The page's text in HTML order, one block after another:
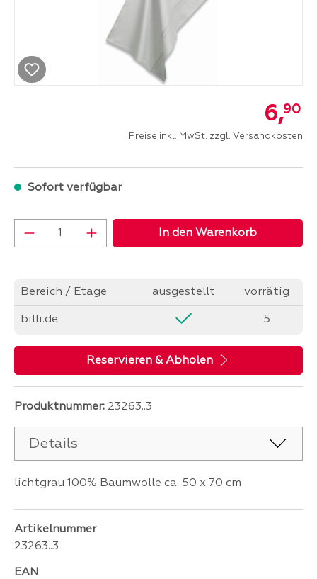
6,90
Preise inkl. MwSt. zzgl. Versandkosten
Sofort verfügbar
Produkt Anzahl: Gib den gewünschten
In den Warenkorb
Bereich / Etage ausgestellt vorrätig
billi.de 5
Reservieren & Abholen
Produktnummer: 23263..3
Details
lichtgrau 100% Baumwolle ca. 50 x 70 cm
Artikelnummer
23263..3
EAN